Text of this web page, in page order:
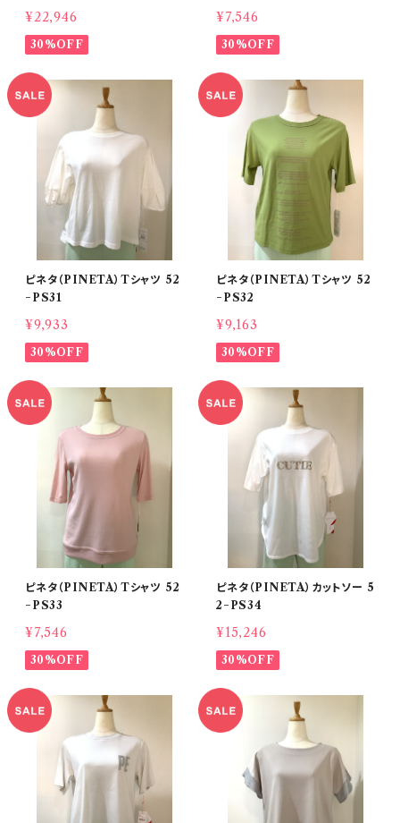
¥22,946
30%OFF
¥7,546
30%OFF
ピネタ（PINETA）Tシャツ 52
−PS31
¥9,933
30%OFF
ピネタ（PINETA）Tシャツ 52
−PS32
¥9,163
30%OFF
ピネタ（PINETA）Tシャツ 52
−PS33
¥7,546
30%OFF
ピネタ（PINETA）カットソー 5
2−PS34
¥15,246
30%OFF